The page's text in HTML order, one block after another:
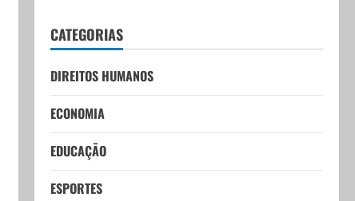
CATEGORIAS
DIREITOS HUMANOS
ECONOMIA
EDUCAÇÃO
ESPORTES